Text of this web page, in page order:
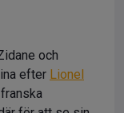
och
efter Lionel